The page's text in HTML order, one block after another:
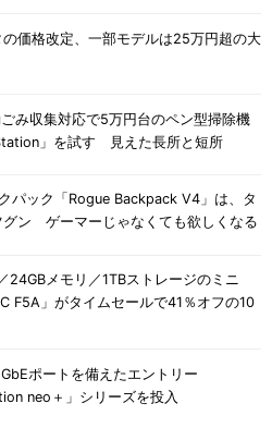
価格改定、一部モデルは25万円超の大
み収集対応で5万円台のペン型掃除機
」を試す 見えた長所と短所
パック「Rogue Backpack V4」は、タ
グン ゲーマーじゃなくても欲しくなる
24GBメモリ／1TBストレージのミニ
F5A」がタイムセールで41％オフの10
ポートを備えたエントリー
neo＋」シリーズを投入